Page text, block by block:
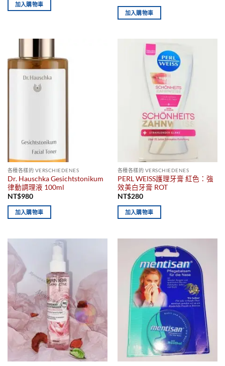
加入購物車
加入購物車
各種各樣的 VERSCHIEDENES
Dr. Hauschka Gesichtstonikum
律動調理液 100ml
NT$980
加入購物車
各種各樣的 VERSCHIEDENES
PERL WEISS護理牙膏 紅色：強
效美白牙膏 ROT
NT$280
加入購物車